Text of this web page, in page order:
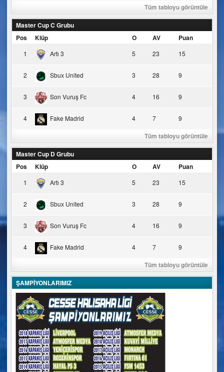
Tüm tabloyu görüntüle
Master Cup C Grubu
Pos
Klüp O AV Puan
1 Artı 3 5 23 15
2 Sbux United 3 28 9
3 Son Vuruş Fc 4 16 9
4 Fake Madrid 4 7 9
Tüm tabloyu görüntüle
Master Cup D Grubu
Pos
Klüp O AV Puan
1 Artı 3 5 23 15
2 Sbux United 3 28 9
3 Son Vuruş Fc 4 16 9
4 Fake Madrid 4 7 9
Tüm tabloyu görüntüle
ŞAMPİYONLARIMIZ